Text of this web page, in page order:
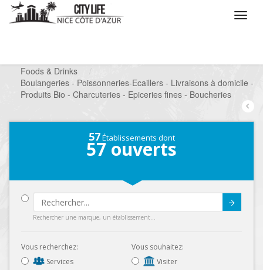
Foods & Drinks
/
Boulangeries - Poissonneries-Ecaillers - Livraisons à domicile -
Produits Bio - Charcuteries - Epiceries fines - Boucheries
57Établissements dont
57 ouverts
Rechercher une marque, un établissement...
Vous recherchez:
Services
Vous souhaitez:
Visiter